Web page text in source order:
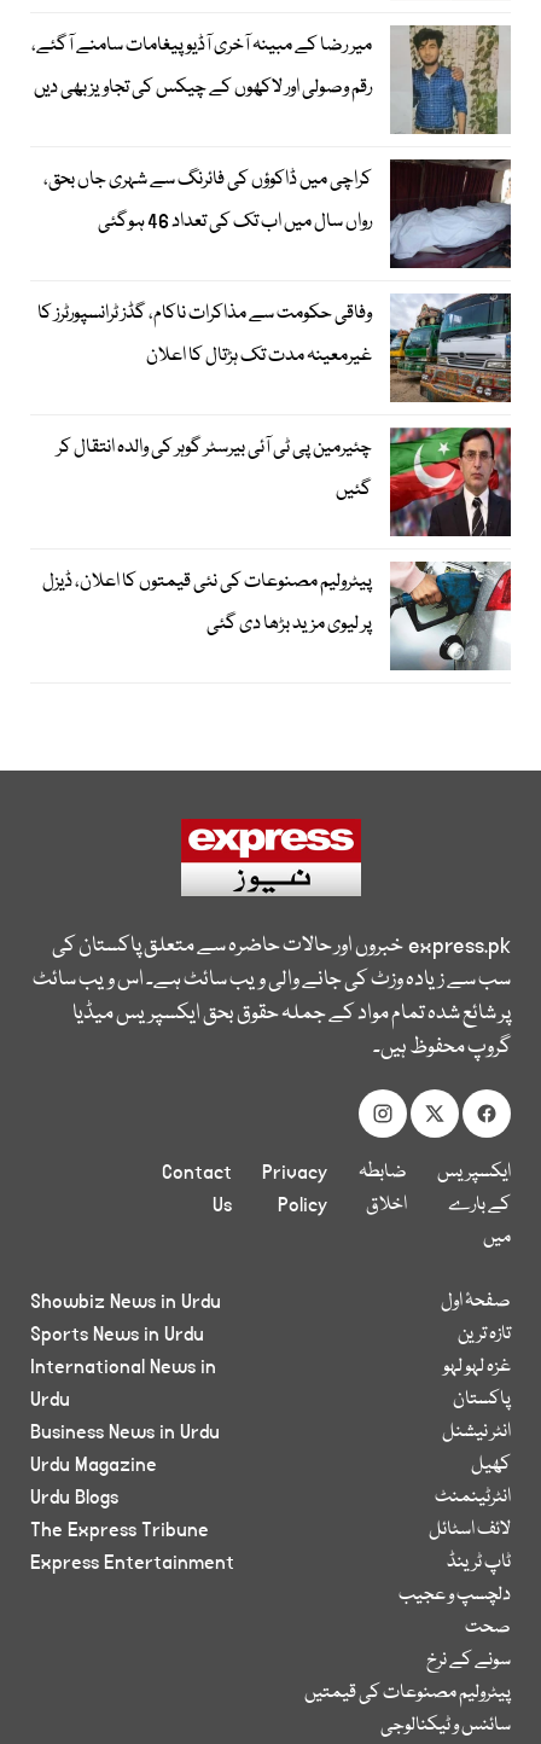
میر رضا کے مبینہ آخری آڈیو پیغامات سامنے آگئے،
رقم وصولی اور لاکھوں کے چیکس کی تجاویز بھی دیں
کراچی میں ڈاکوؤں کی فائرنگ سے شہری جاں بحق،
رواں سال میں اب تک کی تعداد 46 ہوگئی
وفاقی حکومت سے مذاکرات ناکام، گڈز ٹرانسپورٹرز کا
غیرمعینہ مدت تک ہڑتال کا اعلان
چئیرمین پی ٹی آئی بیرسٹر گوہر کی والدہ انتقال کر
گئیں
پیٹرولیم مصنوعات کی نئی قیمتوں کا اعلان، ڈیزل
پر لیوی مزید بڑھا دی گئی
express.pkخبروں اور حالات حاضرہ سے متعلق پاکستان کی
سب سے زیادہ وزٹ کی جانے والی ویب سائٹ ہے۔ اس ویب سائٹ
پر شائع شدہ تمام مواد کے جملہ حقوق بحق ایکسپریس میڈیا
گروپ محفوظ ہیں۔
ایکسپریس
کے بارے
میں
ضابطہ
اخلاق
Privacy
Policy
Contact
Us
صفحۂ اول
تازہ ترین
غزہ لہو لہو
پاکستان
انٹر نیشنل
کھیل
انٹرٹینمنٹ
لائف اسٹائل
ٹاپ ٹرینڈ
دلچسپ و عجیب
صحت
سونے کے نرخ
پیٹرولیم مصنوعات کی قیمتیں
سائنس و ٹیکنالوجی
Showbiz News in Urdu
Sports News in Urdu
International News in
Urdu
Business News in Urdu
Urdu Magazine
Urdu Blogs
The Express Tribune
Express Entertainment